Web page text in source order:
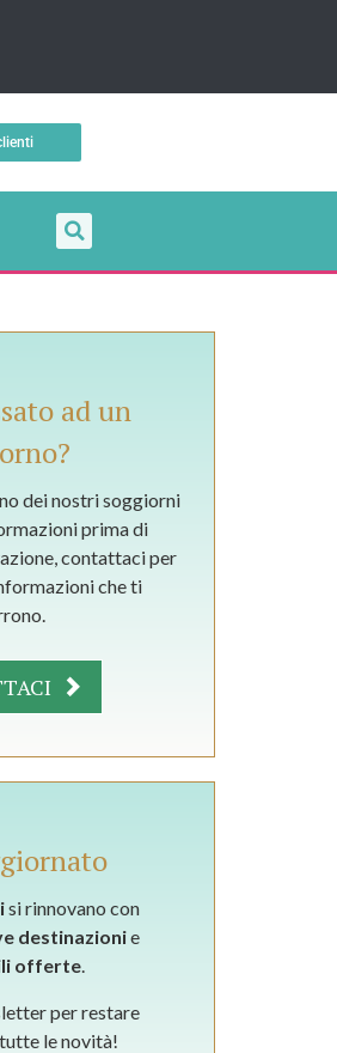
ad un
dei nostri soggiorni
prima di
contattaci per
che ti
si rinnovano con
destinazionie
offerte
per restare
le novità!